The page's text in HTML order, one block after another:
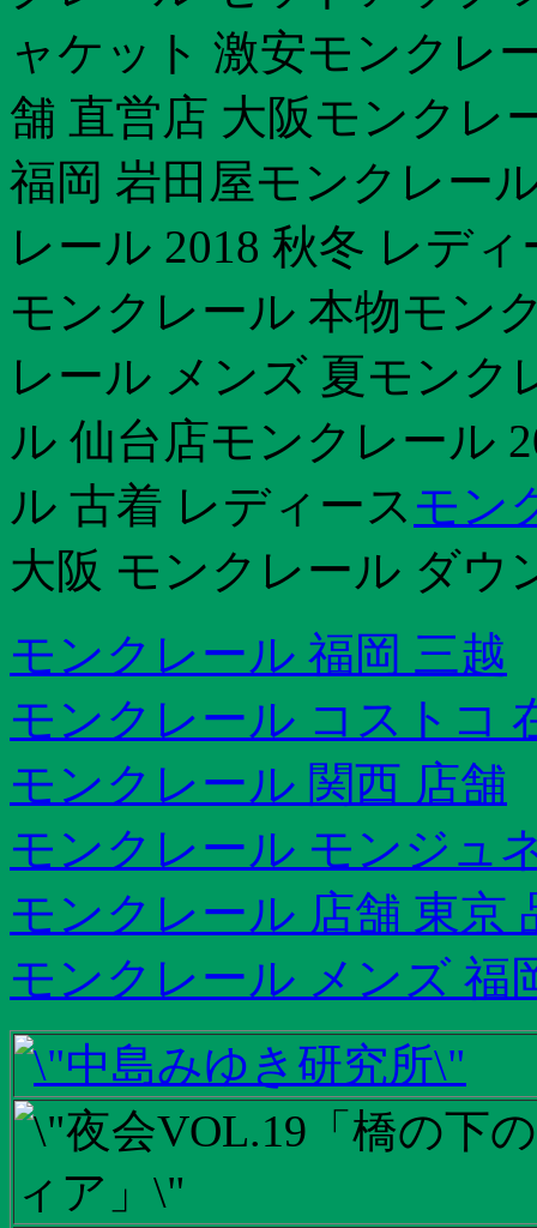
ャケット 激安モンクレ
舗 直営店 大阪モンクレ
福岡 岩田屋モンクレー
レール 2018 秋冬 レデ
モンクレール 本物モン
レール メンズ 夏モンク
ル 仙台店モンクレール
ル 古着 レディース モン
大阪 モンクレール ダウ
モンクレール 福岡 三越
モンクレール コストコ
モンクレール 関西 店舗
モンクレール モンジュ
モンクレール 店舗 東京
モンクレール メンズ 福